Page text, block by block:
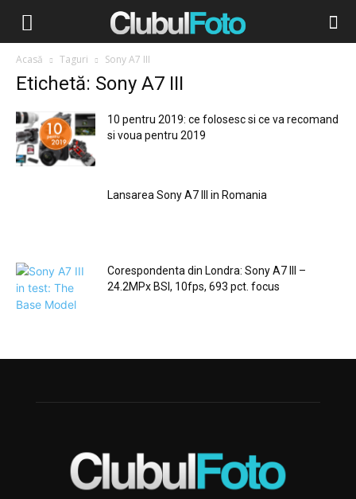
Acasă Taguri Sony A7 III
Etichetă: Sony A7 III
10 pentru 2019: ce folosesc si ce va recomand
si voua pentru 2019
Lansarea Sony A7 III in Romania
Corespondenta din Londra: Sony A7 III –
24.2MPx BSI, 10fps, 693 pct. focus